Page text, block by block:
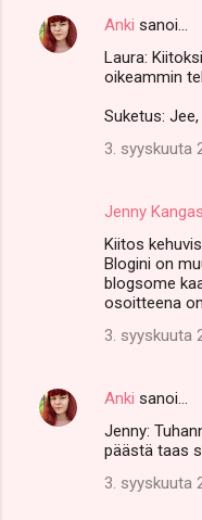
Anki sanoi…
Laura:
oikeammin
Suketus:
3. syyskuuta
Jenny
Kiitos
Blogini on
blogsome
osoitteena
3. syyskuuta
Anki sanoi…
Jenny:
päästä taas
3. syyskuuta